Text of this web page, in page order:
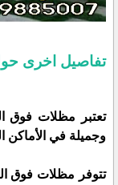
تفاصيل اخرى
تعتبر مظلات فوق
وجميلة في الأماكن
تتوفر مظلات فوق